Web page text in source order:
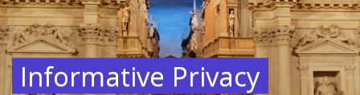
Informative Privacy